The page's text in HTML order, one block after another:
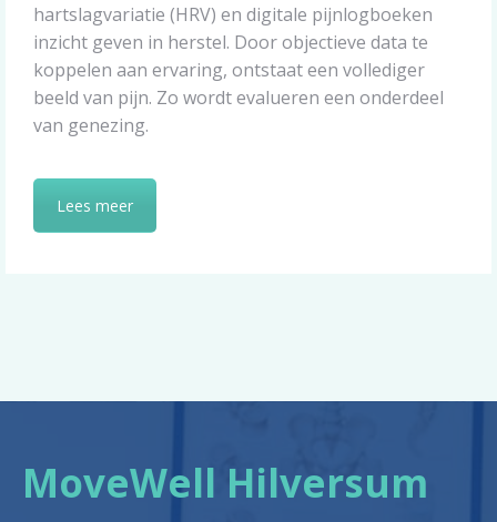
hartslagvariatie (HRV) en digitale pijnlogboeken
inzicht geven in herstel. Door objectieve data te
koppelen aan ervaring, ontstaat een vollediger
beeld van pijn. Zo wordt evalueren een onderdeel
van genezing.
Lees meer
MoveWell Hilversum